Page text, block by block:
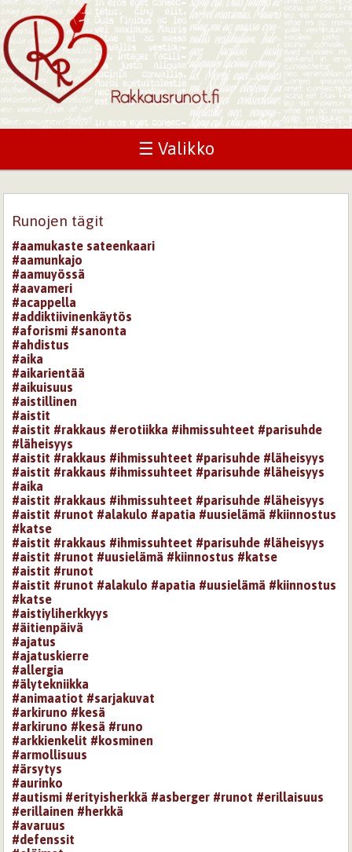
☰ Valikko
Runojen tägit
#aamukaste sateenkaari
#aamunkajo
#aamuyössä
#aavameri
#acappella
#addiktiivinenkäytös
#aforismi #sanonta
#ahdistus
#aika
#aikarientää
#aikuisuus
#aistillinen
#aistit
#aistit #rakkaus #erotiikka #ihmissuhteet #parisuhde
#läheisyys
#aistit #rakkaus #ihmissuhteet #parisuhde #läheisyys
#aistit #rakkaus #ihmissuhteet #parisuhde #läheisyys
#aika
#aistit #rakkaus #ihmissuhteet #parisuhde #läheisyys
#aistit #runot #alakulo #apatia #uusielämä #kiinnostus
#katse
#aistit #rakkaus #ihmissuhteet #parisuhde #läheisyys
#aistit #runot #uusielämä #kiinnostus #katse
#aistit #runot
#aistit #runot #alakulo #apatia #uusielämä #kiinnostus
#katse
#aistiyliherkkyys
#äitienpäivä
#ajatus
#ajatuskierre
#allergia
#älytekniikka
#animaatiot #sarjakuvat
#arkiruno #kesä
#arkiruno #kesä #runo
#arkkienkelit #kosminen
#armollisuus
#ärsytys
#aurinko
#autismi #erityisherkkä #asberger #runot #erillaisuus
#erillainen #herkkä
#avaruus
#defenssit